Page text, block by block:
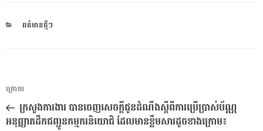
CATEGORIES
ពត៌មានថ្មីៗ
ការ​
នាំទិស​
ប្រកាស
អត្ថបទ
មុន
ក្រោយ
ក្រសួងការងារ បានចេញសេចក្តីជូនដំណឹងស្តីពីការប្រើប្រាស់ប័ណ្ណ
អនុញ្ញាតដឹកជញ្ជូនកម្មករនិយោជិ ដែលមានខ្លឹមសារដូចខាងក្រោម៖